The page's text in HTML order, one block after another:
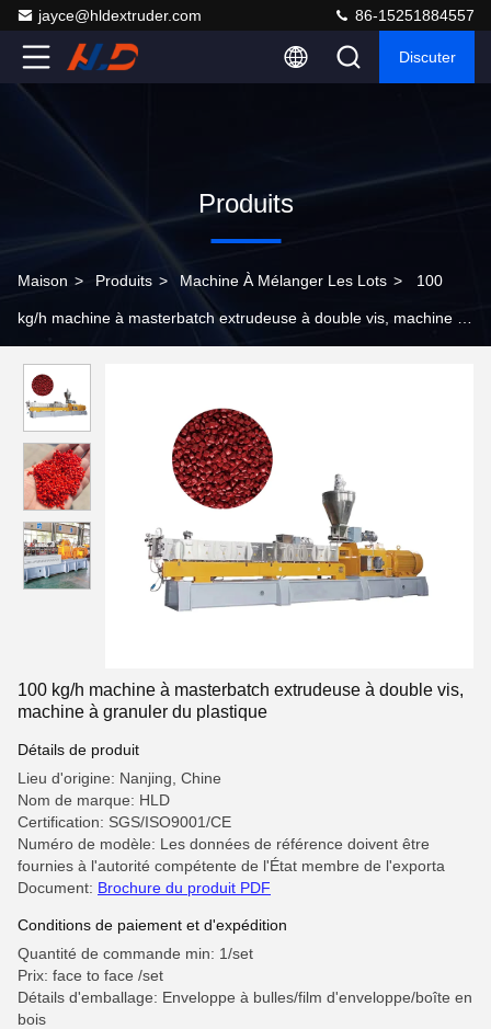
jayce@hldextruder.com 86-15251884557
Discuter
Produits
Maison > Produits > Machine À Mélanger Les Lots > 100
kg/h machine à masterbatch extrudeuse à double vis, machine à
100 kg/h machine à masterbatch extrudeuse à double vis,
machine à granuler du plastique
Détails de produit
Lieu d'origine: Nanjing, Chine
Nom de marque: HLD
Certification: SGS/ISO9001/CE
Numéro de modèle: Les données de référence doivent être
fournies à l'autorité compétente de l'État membre de l'exporta
Document: Brochure du produit PDF
Conditions de paiement et d'expédition
Quantité de commande min: 1/set
Prix: face to face /set
Détails d'emballage: Enveloppe à bulles/film d'enveloppe/boîte en
bois